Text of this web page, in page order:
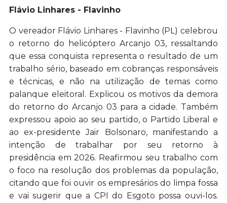
Flávio Linhares - Flavinho
O vereador Flávio Linhares - Flavinho (PL) celebrou
o retorno do helicóptero Arcanjo 03, ressaltando
que essa conquista representa o resultado de um
trabalho sério, baseado em cobranças responsáveis
e técnicas, e não na utilização de temas como
palanque eleitoral. Explicou os motivos da demora
do retorno do Arcanjo 03 para a cidade. Também
expressou apoio ao seu partido, o Partido Liberal e
ao ex-presidente Jair Bolsonaro, manifestando a
intenção de trabalhar por seu retorno à
presidência em 2026. Reafirmou seu trabalho com
o foco na resolução dos problemas da população,
citando que foi ouvir os empresários do limpa fossa
e vai sugerir que a CPI do Esgoto possa ouvi-los.